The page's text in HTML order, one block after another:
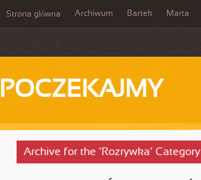
Strona główna Archiwum Bartek Marta
POCZEKAJMY
Archive for the ‘Rozrywka’ Category